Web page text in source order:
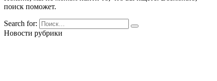
поиск поможет.
Search for:
Новости рубрики